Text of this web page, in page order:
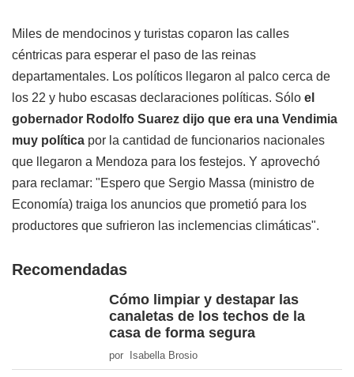
Miles de mendocinos y turistas coparon las calles
céntricas para esperar el paso de las reinas
departamentales. Los políticos llegaron al palco cerca de
los 22 y hubo escasas declaraciones políticas. Sólo el
gobernador Rodolfo Suarez dijo que era una Vendimia
muy política por la cantidad de funcionarios nacionales
que llegaron a Mendoza para los festejos. Y aprovechó
para reclamar: "Espero que Sergio Massa (ministro de
Economía) traiga los anuncios que prometió para los
productores que sufrieron las inclemencias climáticas".
Recomendadas
Cómo limpiar y destapar las
canaletas de los techos de la
casa de forma segura
por Isabella Brosio